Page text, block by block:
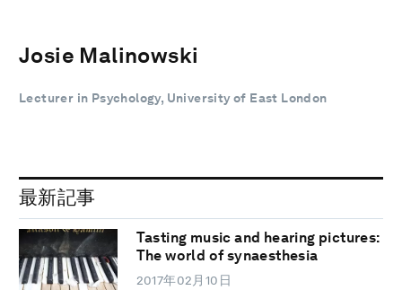
Josie Malinowski
Lecturer in Psychology, University of East London
最新記事
Tasting music and hearing pictures:
The world of synaesthesia
2017年02月10日